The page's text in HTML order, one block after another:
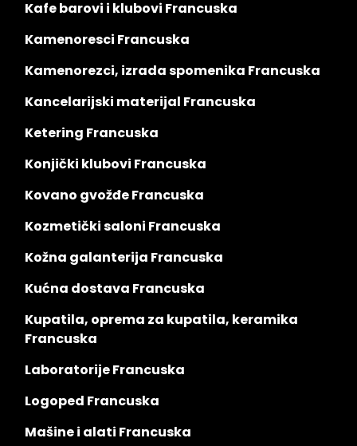
Kafe barovi i klubovi Francuska
Kamenoresci Francuska
Kamenorezci, izrada spomenika Francuska
Kancelarijski materijal Francuska
Ketering Francuska
Konjički klubovi Francuska
Kovano gvožđe Francuska
Kozmetički saloni Francuska
Kožna galanterija Francuska
Kućna dostava Francuska
Kupatila, oprema za kupatila, keramika
Francuska
Laboratorije Francuska
Logoped Francuska
Mašine i alati Francuska